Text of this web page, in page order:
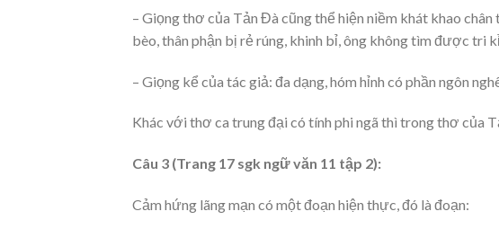
– Giọng thơ của Tản Đà cũng thể hiện niềm khát khao
bèo, thân phận bị rẻ rúng, khinh bỉ, ông không tìm được tri
– Giọng kể của tác giả: đa dạng, hóm hỉnh có phần ngôn
Khác với thơ ca trung đại có tính phi ngã thì trong thơ của
Câu 3 (Trang 17 sgk ngữ văn 11 tập 2):
Cảm hứng lãng mạn có một đoạn hiện thực, đó là đoạn: